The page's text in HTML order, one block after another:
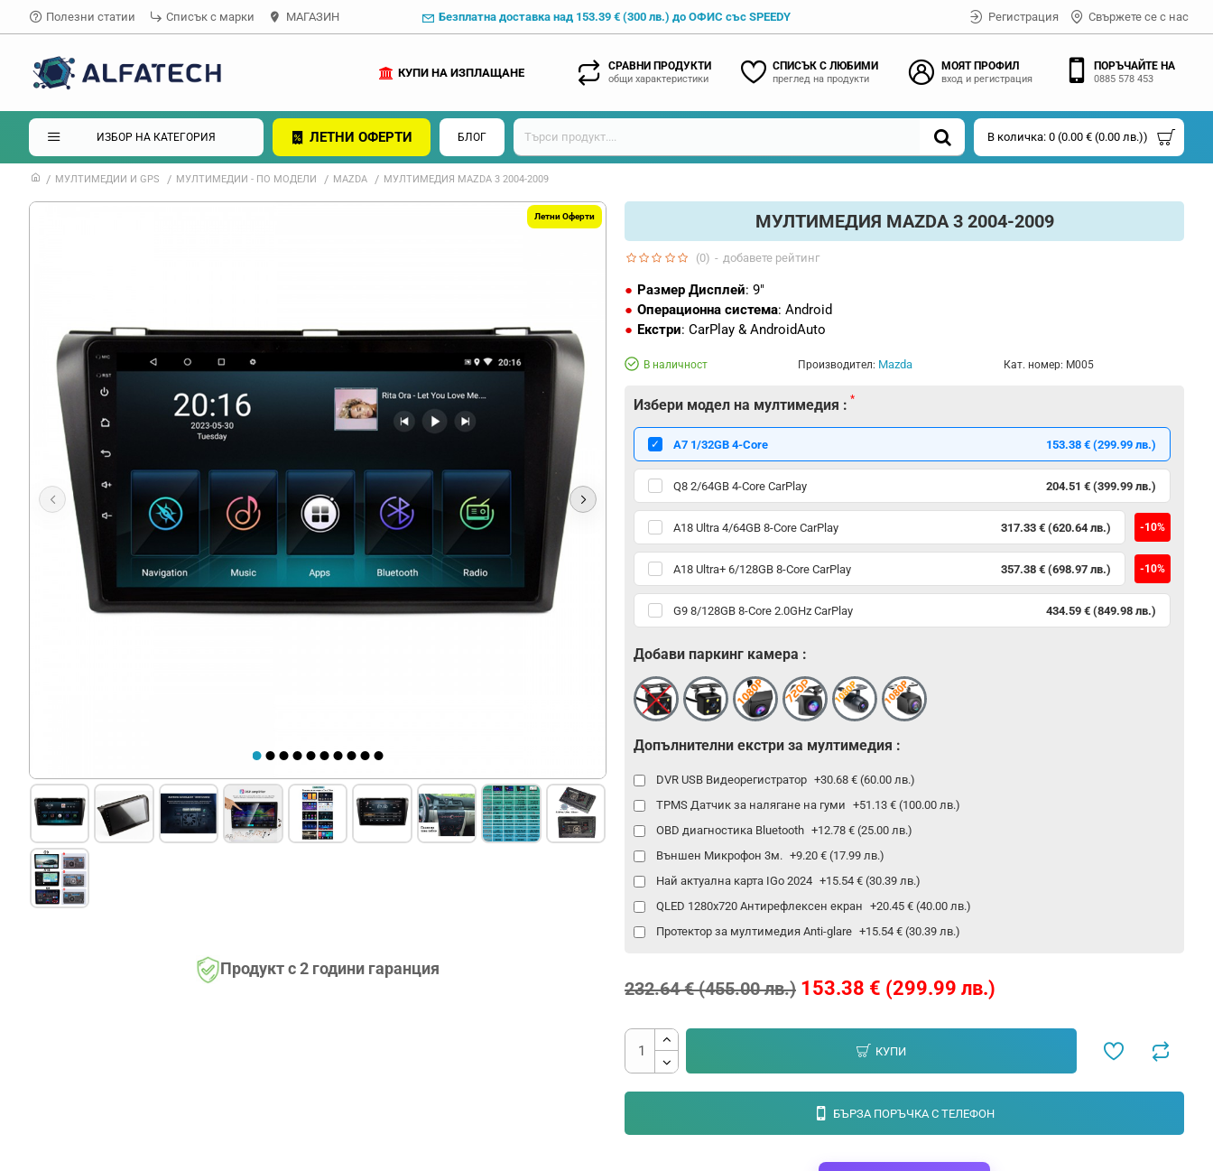
Полезни статии Списък с марки МАГАЗИН Безплатна доставка над 153.39 € (300 лв.) до ОФИС със SPEEDY Регистрация Свържете се с нас
СРАВНИ ПРОДУКТИ
общи характеристики
СПИСЪК С ЛЮБИМИ
преглед на продукти
МОЯТ ПРОФИЛ
вход и регистрация
ПОРЪЧАЙТЕ НА
0885 578 453
КУПИ НА ИЗПЛАЩАНЕ
ИЗБОР НА КАТЕГОРИЯ ЛЕТНИ ОФЕРТИ БЛОГ В количка: 0 (0.00 € (0.00 лв.))
МУЛТИМЕДИИ И GPS МУЛТИМЕДИИ - ПО МОДЕЛИ MAZDA МУЛТИМЕДИЯ MAZDA 3 2004-2009
Летни Оферти
Продукт с 2 години гаранция
МУЛТИМЕДИЯ MAZDA 3 2004-2009
Размер Дисплей: 9"
Операционна система: Android
Екстри: CarPlay & AndroidAuto
В наличност Производител: Mazda Кат. номер: M005
(0) - добавете рейтинг
153.38 € (299.99 лв.)
232.64 € (455.00 лв.)
Избери модел на мултимедия :
А7 1/32GB 4-Core 153.38 € (299.99 лв.)
Q8 2/64GB 4-Core CarPlay 204.51 € (399.99 лв.)
A18 Ultra 4/64GB 8-Core CarPlay 317.33 € (620.64 лв.) -10%
A18 Ultra+ 6/128GB 8-Core CarPlay 357.38 € (698.97 лв.) -10%
G9 8/128GB 8-Core 2.0GHz CarPlay 434.59 € (849.98 лв.)
Добави паркинг камера :
Допълнителни екстри за мултимедия :
DVR USB Видеорегистратор +30.68 € (60.00 лв.)
TPMS Датчик за налягане на гуми +51.13 € (100.00 лв.)
OBD диагностика Bluetooth +12.78 € (25.00 лв.)
Външен Микрофон 3м. +9.20 € (17.99 лв.)
Най актуална карта IGo 2024 +15.54 € (30.39 лв.)
QLED 1280x720 Антирефлексен екран +20.45 € (40.00 лв.)
Протектор за мултимедия Anti-glare +15.54 € (30.39 лв.)
КУПИ
БЪРЗА ПОРЪЧКА С ТЕЛЕФОН